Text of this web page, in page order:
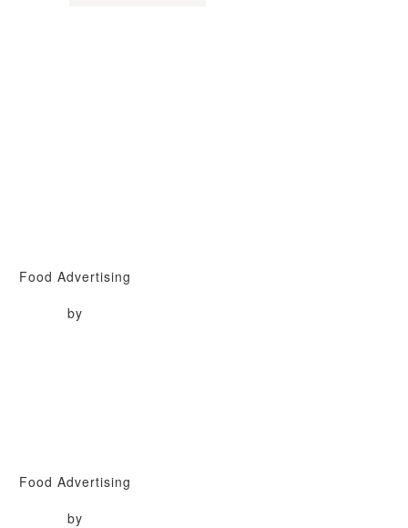
Food Advertising
by
Food Advertising
by